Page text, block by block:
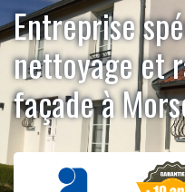
Entreprise
nettoyage et
façade à